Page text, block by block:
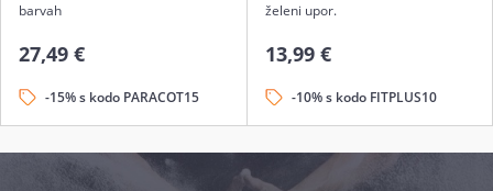
barvah
27,49 €
-15% s kodo PARACOT15
želeni upor.
13,99 €
-10% s kodo FITPLUS10